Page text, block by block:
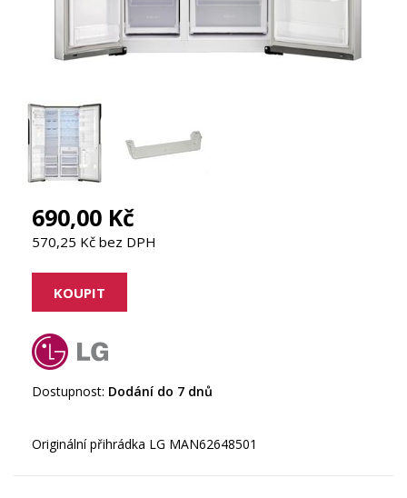
690,00 Kč
570,25 Kč bez DPH
Dostupnost: Dodání do 7 dnů